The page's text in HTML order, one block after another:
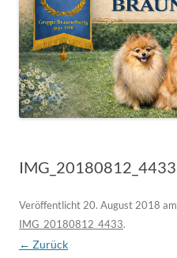
IMG_20180812_4433
Veröffentlicht20. August 2018 am
IMG_20180812_4433.
← Zurück